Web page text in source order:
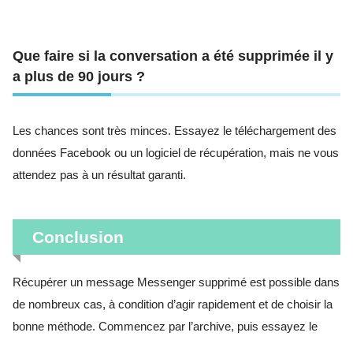
Que faire si la conversation a été supprimée il y
a plus de 90 jours ?
Les chances sont très minces. Essayez le téléchargement des
données Facebook ou un logiciel de récupération, mais ne vous
attendez pas à un résultat garanti.
Conclusion
Récupérer un message Messenger supprimé est possible dans
de nombreux cas, à condition d’agir rapidement et de choisir la
bonne méthode. Commencez par l’archive, puis essayez le